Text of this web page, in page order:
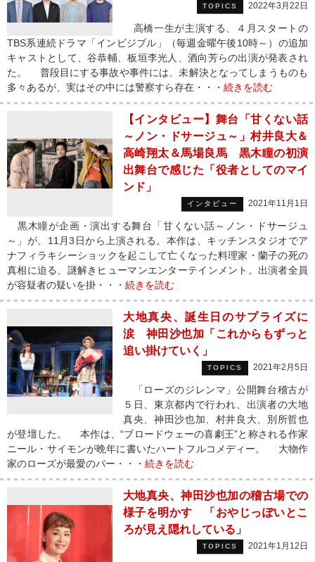
TOPICS 2022年3月22日
高橋一生が主演する、４月スタートの
TBS系連続ドラマ「インビジブル」（毎週金曜午後10時～）の追加
キャストとして、谷恭輔、板垣李光人、酒向芳らの出演が発表され
た。 普段目にする事故や事件には、未解決となってしまうものも
多々あるが、実はその中には警察すら存在・・・ 続きを読む
【インタビュー】舞台「甘くない話
～ノン・ドサージュ～」村井良大＆
高崎翔太＆馬場良馬 黒木瞳の初演
出舞台で感じた「役者としてのマイ
ンド」
インタビュー 2021年11月1日
黒木瞳が企画・演出する舞台「甘くない話～ノン・ドサージュ
～」が、11月3日から上演される。本作は、キッチンスタジオでア
ナフィラキシーショックを起こして亡くなった料理家・蘭子の死の
真相に迫る、謎解きヒューマンエンターテインメント。出演者全員
が容疑者の疑いを掛・・・ 続きを読む
大地真央、誕生日のサプライズに
涙 神田沙也加「これからもずっと
追い掛けていく」
TOPICS 2021年2月5日
「ローズのジレンマ」公開舞台稽古が
５日、東京都内で行われ、出演者の大地
真央、神田沙也加、村井良大、別所哲也
が登壇した。 本作は、“ブロードウェーの喜劇王”と称される作家
ニール・サイモンが晩年に書いたハートフルコメディー。 大物作
家のローズが最愛のパー・・・ 続きを読む
大地真央、神田沙也加の稽古場での
様子を明かす 「おやじっぽいとこ
ろが見え隠れしている」
TOPICS 2021年1月12日